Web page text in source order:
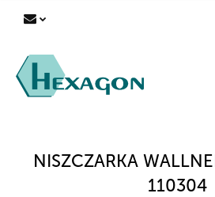
NISZCZARKA
110304